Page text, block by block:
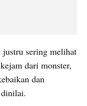
justru sering melihat
dari monster,
dan